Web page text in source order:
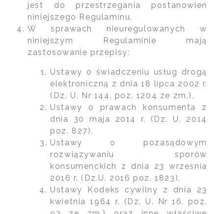
jest do przestrzegania postanowień
niniejszego Regulaminu.
W sprawach nieuregulowanych w
niniejszym Regulaminie mają
zastosowanie przepisy:
Ustawy o świadczeniu usług drogą
elektroniczną z dnia 18 lipca 2002 r.
(Dz. U. Nr 144, poz. 1204 ze zm.),
Ustawy o prawach konsumenta z
dnia 30 maja 2014 r. (Dz. U. 2014
poz. 827),
Ustawy o pozasądowym
rozwiązywaniu sporów
konsumenckich z dnia 23 września
2016 r. (Dz.U. 2016 poz. 1823),
Ustawy Kodeks cywilny z dnia 23
kwietnia 1964 r. (Dz. U. Nr 16, poz.